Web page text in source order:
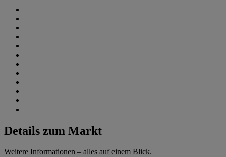
Details zum Markt
Weitere Informationen – alles auf einem Blick.